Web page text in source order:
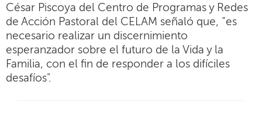
César Piscoya del Centro de Programas y Redes
de Acción Pastoral del CELAM señaló que, “es
necesario realizar un discernimiento
esperanzador sobre el futuro de la Vida y la
Familia, con el fin de responder a los difíciles
desafíos".